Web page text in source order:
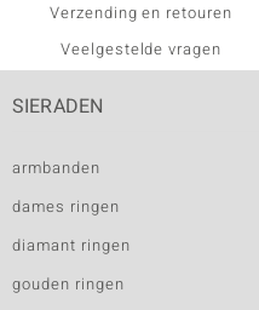
Verzending en retouren
Veelgestelde vragen
SIERADEN
armbanden
dames ringen
diamant ringen
gouden ringen